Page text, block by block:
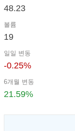
48.23
볼륨
19
일일 변동
-0.25%
6개월 변동
21.59%